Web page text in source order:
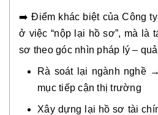
➡️ Điểm khác biệt của Công
ở việc “nộp lại hồ sơ”, mà là
sơ theo góc nhìn pháp lý –
Rà soát lại ngành nghề
mục tiếp cận thị trường
Xây dựng lại hồ sơ tài